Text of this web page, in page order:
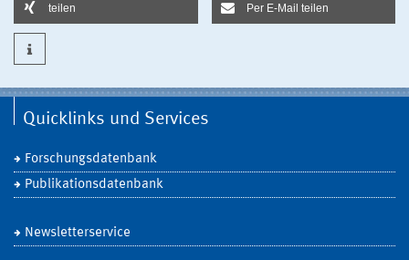
teilen Per E-Mail teilen
Quicklinks und Services
Forschungsdatenbank
Publikationsdatenbank
Newsletterservice